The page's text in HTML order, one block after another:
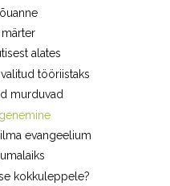
alates
tööriistaks
murduvad
evangeelium
kokkuleppele?